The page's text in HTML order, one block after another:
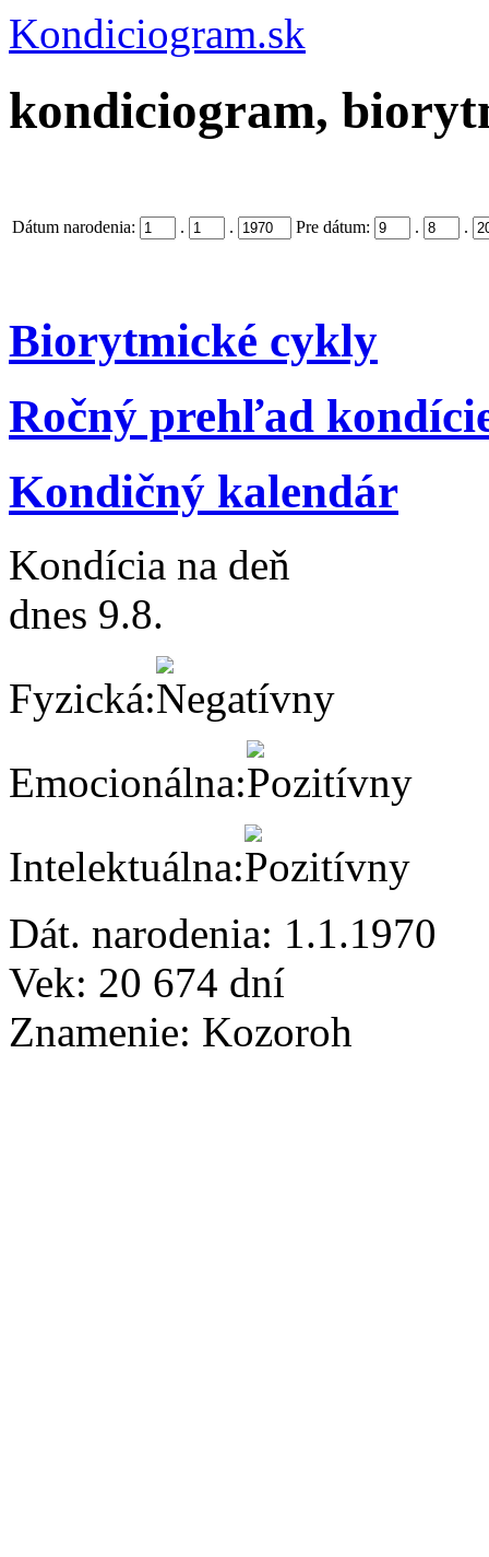
Kondiciogram.sk
kondiciogram,
Dátum narodenia: . . Pre dátum: . .
Biorytmické cykly
Ročný prehľad
Kondičný kalendár
Kondícia na deň
dnes 9.8.
Fyzická:
Emocionálna:
Intelektuálna:
Dát. narodenia: 1.1.1970
Vek: 20 674 dní
Znamenie: Kozoroh